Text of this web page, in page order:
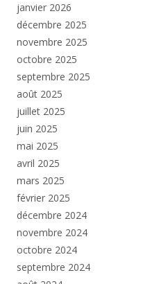
janvier 2026
décembre 2025
novembre 2025
octobre 2025
septembre 2025
août 2025
juillet 2025
juin 2025
mai 2025
avril 2025
mars 2025
février 2025
décembre 2024
novembre 2024
octobre 2024
septembre 2024